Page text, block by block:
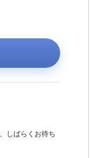
しばらくお待ち